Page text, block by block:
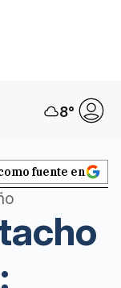
8°
fuente en